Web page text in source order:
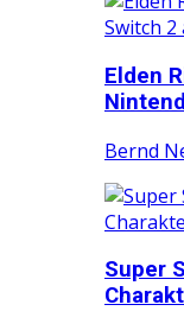
Elden
Bernd
Super